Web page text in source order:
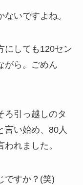
いですよね。
しても120セン
がら。ごめん
ろ引っ越しのタ
言い始め、80人
れました。
すか？(笑)